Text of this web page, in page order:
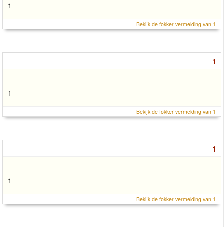
1
Bekijk de fokker vermelding van 1
1
1
Bekijk de fokker vermelding van 1
1
1
Bekijk de fokker vermelding van 1